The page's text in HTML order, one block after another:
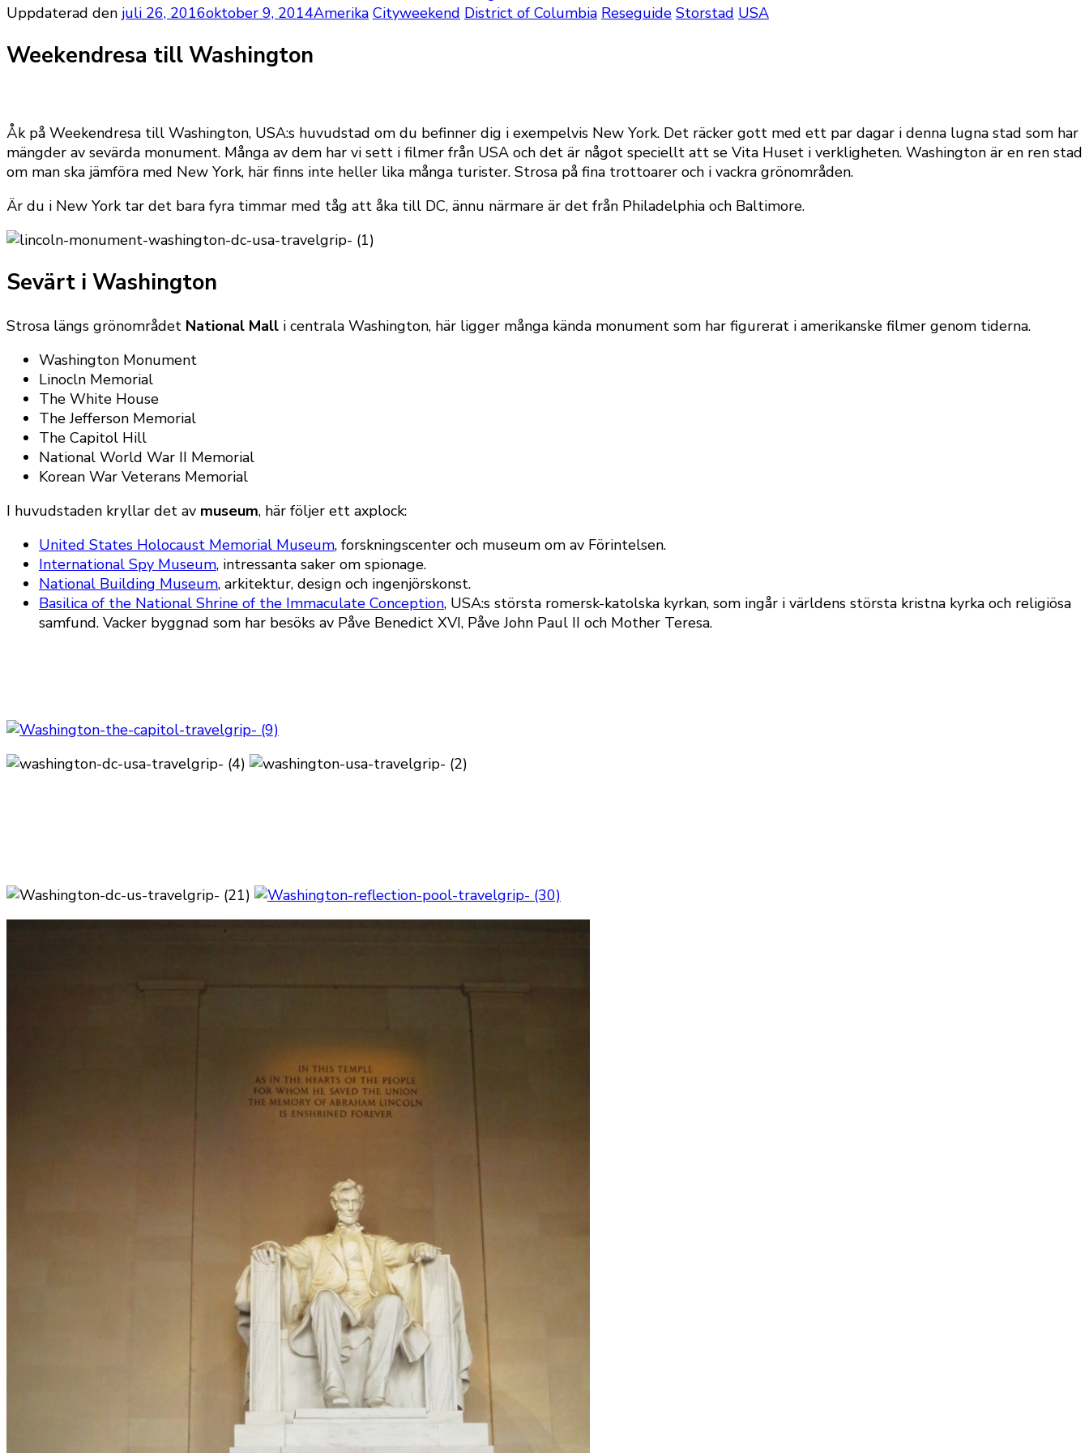
Uppdaterad den juli 26, 2016oktober 9, 2014Amerika Cityweekend District of Columbia Reseguide Storstad USA
Weekendresa till Washington
Åk på Weekendresa till Washington, USA:s huvudstad om du befinner dig i exempelvis New York. Det räcker gott med ett par dagar i denna lugna stad som har
mängder av sevärda monument. Många av dem har vi sett i filmer från USA och det är något speciellt att se Vita Huset i verkligheten. Washington är en ren stad
om man ska jämföra med New York, här finns inte heller lika många turister. Strosa på fina trottoarer och i vackra grönområden.
Är du i New York tar det bara fyra timmar med tåg att åka till DC, ännu närmare är det från Philadelphia och Baltimore.
Sevärt i Washington
Strosa längs grönområdet National Mall i centrala Washington, här ligger många kända monument som har figurerat i amerikanske filmer genom tiderna.
Washington Monument
Linocln Memorial
The White House
The Jefferson Memorial
The Capitol Hill
National World War II Memorial
Korean War Veterans Memorial
I huvudstaden kryllar det av museum, här följer ett axplock:
United States Holocaust Memorial Museum, forskningscenter och museum om av Förintelsen.
International Spy Museum, intressanta saker om spionage.
National Building Museum, arkitektur, design och ingenjörskonst.
Basilica of the National Shrine of the Immaculate Conception, USA:s största romersk-katolska kyrkan, som ingår i världens största kristna kyrka och religiösa
samfund. Vacker byggnad som har besöks av Påve Benedict XVI, Påve John Paul II och Mother Teresa.